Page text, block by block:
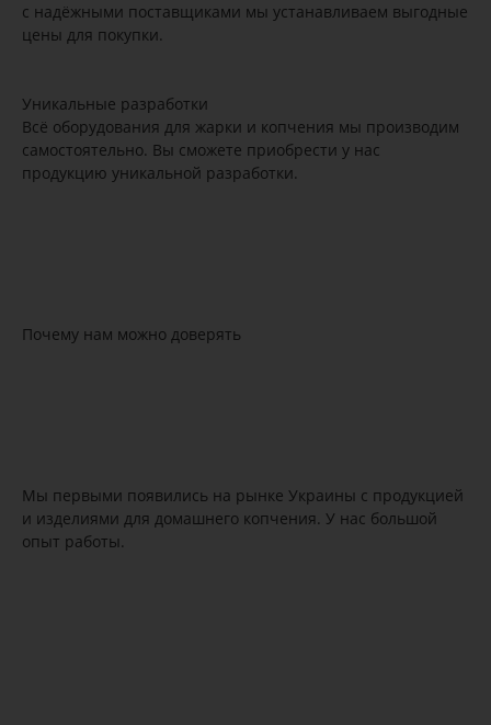
с надёжными поставщиками мы устанавливаем выгодные
цены для покупки.
Уникальные разработки
Всё оборудования для жарки и копчения мы производим
самостоятельно. Вы сможете приобрести у нас
продукцию уникальной разработки.
Почему нам можно доверять
Мы первыми появились на рынке Украины с продукцией
и изделиями для домашнего копчения. У нас большой
опыт работы.